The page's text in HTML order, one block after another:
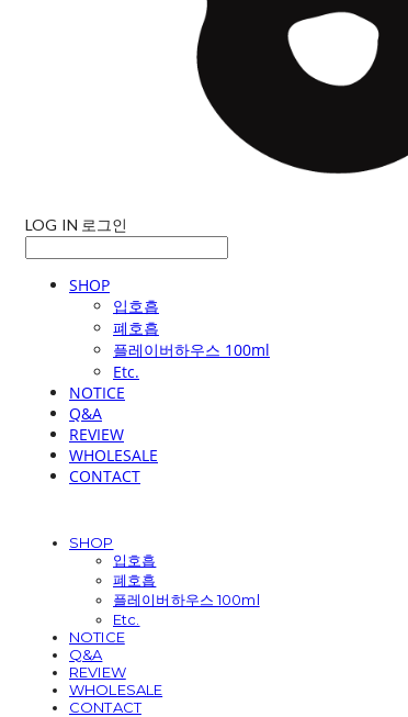
LOG IN 로그인
SHOP
입호흡
폐호흡
플레이버하우스 100ml
Etc.
NOTICE
Q&A
REVIEW
WHOLESALE
CONTACT
SHOP
입호흡
폐호흡
플레이버하우스 100ml
Etc.
NOTICE
Q&A
REVIEW
WHOLESALE
CONTACT